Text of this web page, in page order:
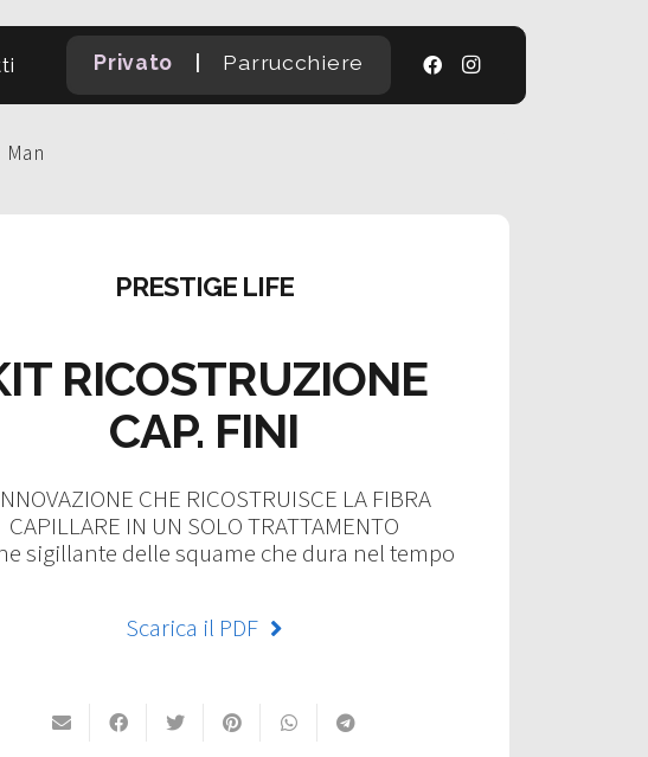
Privato | Parrucchiere
PRESTIGE LIFE
RICOSTRUZIONE
CAP. FINI
CHE RICOSTRUISCE LA FIBRA
CAPILLARE IN UN SOLO TRATTAMENTO
sigillante delle squame che dura nel tempo
Scarica il PDF